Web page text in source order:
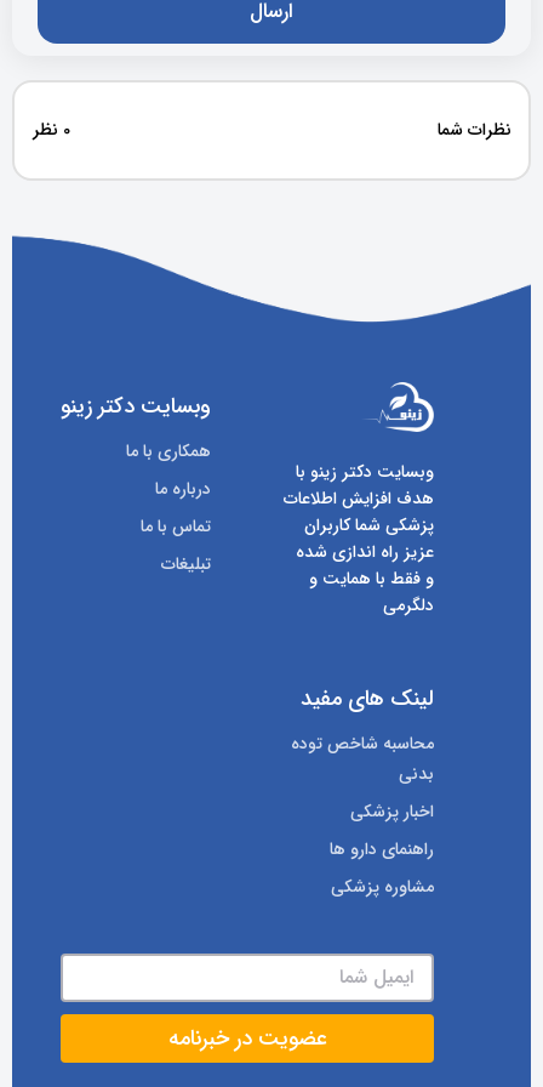
نظرات شما 0 نظر
وبسایت دکتر زینو با
هدف افزایش اطلاعات
پزشکی شما کاربران
عزیز راه اندازی شده
و فقط با همایت و
دلگرمی
وبسایت دکتر زینو
همکاری با ما
درباره ما
تماس با ما
تبلیغات
لینک های مفید
محاسبه شاخص توده
بدنی
اخبار پزشکی
راهنمای دارو ها
مشاوره پزشکی